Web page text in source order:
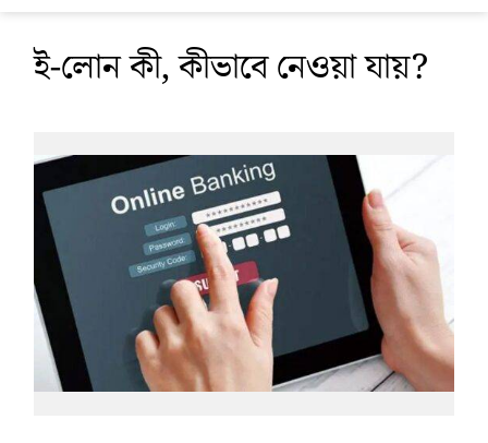
ই-লোন কী, কীভাবে নেওয়া যায়?